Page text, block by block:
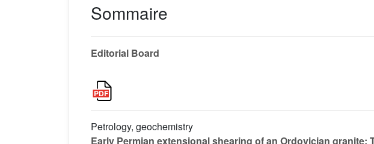
Sommaire
Editorial Board
Petrology, geochemistry
Early Permian extensional shearing of an Ordovician